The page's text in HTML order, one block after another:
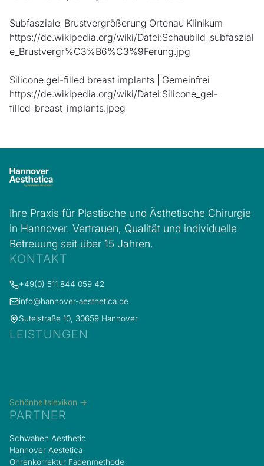
Subfasziale_Brustvergrößerung Ortenau Klinikum
https://de.wikipedia.org/wiki/Datei:Schaubild_subfaszial
e_Brustvergr%C3%B6%C3%9Ferung.jpg
Silicone gel-filled breast implants | Gemeinfrei
https://de.wikipedia.org/wiki/Datei:Silicone_gel-
filled_breast_implants.jpeg
Ihre Praxis für Plastische und Ästhetische Chirurgie
in Hannover. Vertrauen, Qualität und individuelle
Betreuung seit über 15 Jahren.
KONTAKT
+49(0) 511 844 059 42
info@hannover-aesthetica.de
Sutelstraße 10, 30659 Hannover
LEISTUNGEN
Schönheitslexikon →
PARTNER
Schwaben Aesthetic
Hannover Aestetica
Ohrenkorrektur Fadenmethode